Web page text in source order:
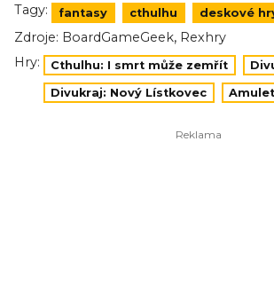
Tagy: fantasy cthulhu deskové
Zdroje: BoardGameGeek, Rexhry
Hry:
Cthulhu: I smrt může zemřít
Divukraj: Nový Lístkovec Amulet